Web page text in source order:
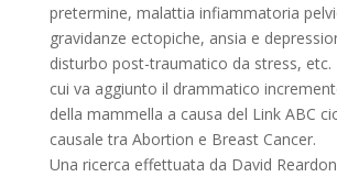
pretermine, malattia infiammatoria
gravidanze ectopiche, ansia e
disturbo post-traumatico da stress, etc.
cui va aggiunto il drammatico
della mammella a causa del Link ABC
causale tra Abortion e Breast Cancer.
Una ricerca effettuata da David